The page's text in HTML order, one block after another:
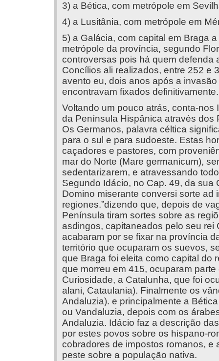
3) a Bética, com metrópole em
4) a Lusitânia, com metrópole em
5) a Galácia, com capital em Braga
metrópole da província, segundo
controversas pois há quem defenda
Concílios ali realizados, entre 252 e
avento eu, dois anos após a
encontravam fixados definitivamente.
Voltando um pouco atrás, conta-
da Península Hispânica através dos
Os Germanos, palavra céltica
para o sul e para sudoeste. Estas
caçadores e pastores, com
mar do Norte (Mare germanicum),
sedentarizarem, e atravessando
Segundo Idácio, no Cap. 49, da
Domino miserante conversi sorte
regiones.”dizendo que, depois de
Península tiram sortes sobre as
asdingos, capitaneados pelo seu
acabaram por se fixar na província
território que ocuparam os suevos,
que Braga foi eleita como capital do
que morreu em 415, ocuparam
Curiosidade, a Catalunha, que foi
alani, Cataulania). Finalmente os
Andaluzia). e principalmente a
ou Vandaluzia, depois com os
Andaluzia. Idácio faz a descrição
por estes povos sobre os hispano-
cobradores de impostos romanos, e
peste sobre a população nativa.